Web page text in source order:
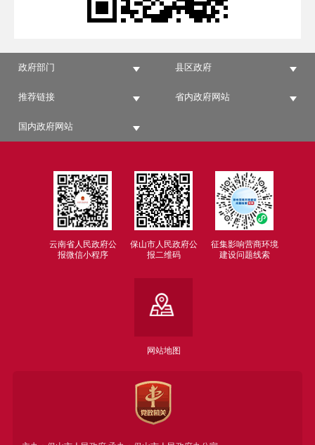
政府部门 县区政府
推荐链接 省内政府网站
国内政府网站
云南省人民政府公
报微信小程序
保山市人民政府公
报二维码
征集影响营商环境
建设问题线索
网站地图